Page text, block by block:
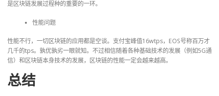
是区块链发展过程种的重要的一环。
性能问题
性能不行，一切区块链的应用都是空谈。支付宝峰值16wtps，EOS号称百万才
几千的tps。孰优孰劣一眼就知。不过相信随着各种基础技术的发展（例如5G通
信）和区块链本身技术的发展，区块链的性能一定会越来越高。
总结